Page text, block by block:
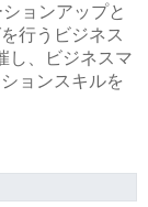
ョンアップと
行うビジネス
し、ビジネスマ
ョンスキルを